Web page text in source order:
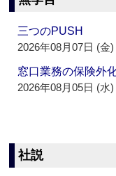
三つのPUSH
2026年08月07日 (金)
窓口業務の保険外
2026年08月05日 (水)
社説